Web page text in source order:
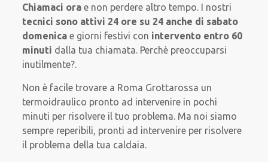
Chiamaci ora e non perdere altro tempo. I nostri
tecnici sono attivi 24 ore su 24 anche di sabato
domenica e giorni festivi con intervento entro 60
minuti dalla tua chiamata. Perchè preoccuparsi
inutilmente?.
Non è facile trovare a Roma Grottarossa un
termoidraulico pronto ad intervenire in pochi
minuti per risolvere il tuo problema. Ma noi siamo
sempre reperibili, pronti ad intervenire per risolvere
il problema della tua caldaia.